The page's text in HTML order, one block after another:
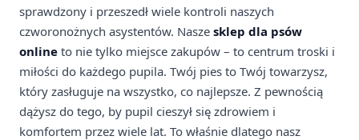
sprawdzony i przeszedł wiele kontroli naszych
czworonożnych asystentów. Nasze sklep dla psów
online to nie tylko miejsce zakupów – to centrum troski i
miłości do każdego pupila. Twój pies to Twój towarzysz,
który zasługuje na wszystko, co najlepsze. Z pewnością
dążysz do tego, by pupil cieszył się zdrowiem i
komfortem przez wiele lat. To właśnie dlatego nasz